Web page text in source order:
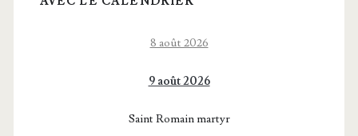
8 août 2026
9 août 2026
Saint Romain martyr